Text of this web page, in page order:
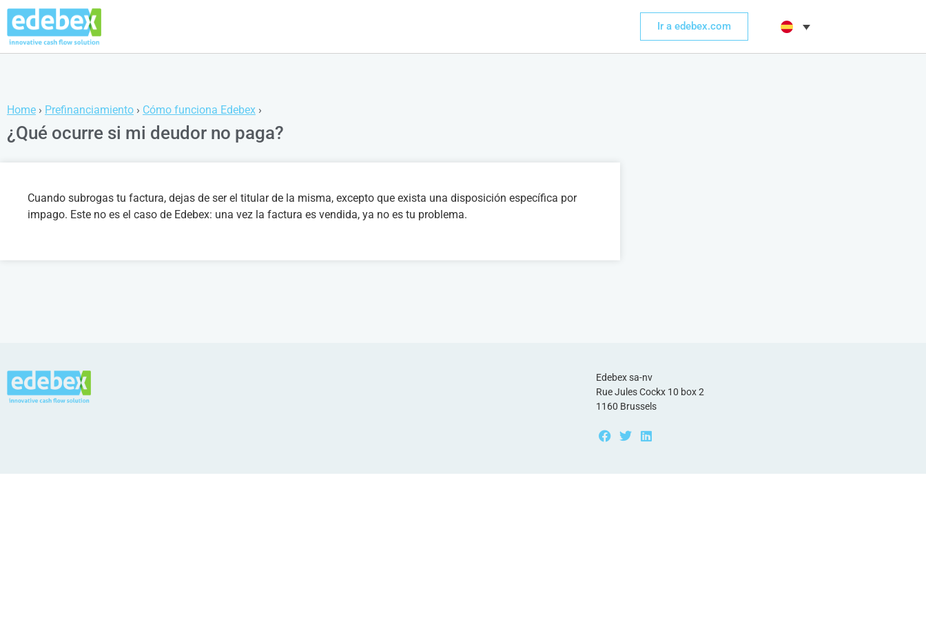
Ir a edebex.com
Home › Prefinanciamiento › Cómo funciona Edebex ›
¿Qué ocurre si mi deudor no paga?
Cuando subrogas tu factura, dejas de ser el titular de la misma, excepto que exista una disposición específica por
impago. Este no es el caso de Edebex: una vez la factura es vendida, ya no es tu problema.
Edebex sa-nv
Rue Jules Cockx 10 box 2
1160 Brussels